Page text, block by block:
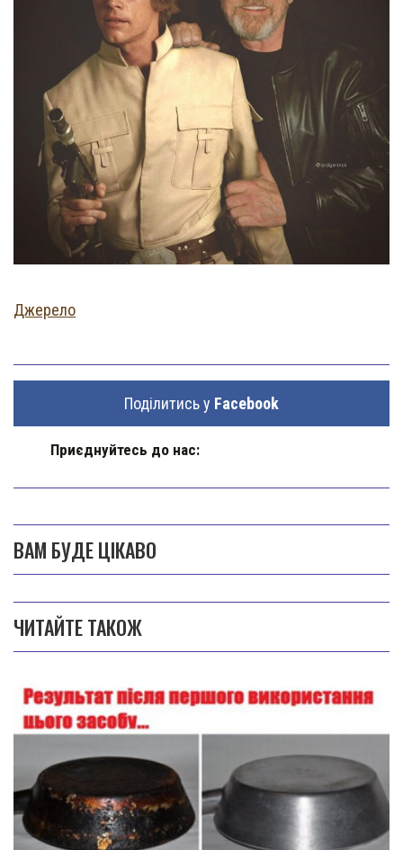
Джерело
Поділитись у Facebook
Приєднуйтесь до нас:
ВАМ БУДЕ ЦІКАВО
ЧИТАЙТЕ ТАКОЖ